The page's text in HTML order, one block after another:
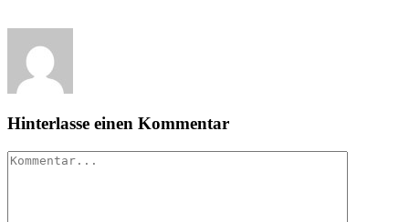
Hinterlasse einen Kommentar
Kommentar